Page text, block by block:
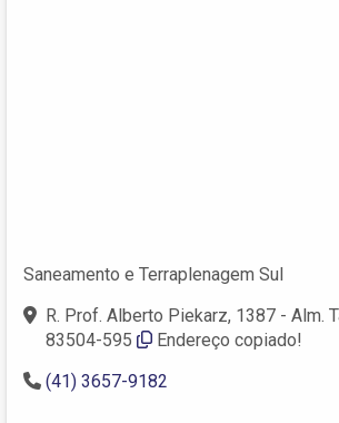
Saneamento e Terraplenagem Sul
R. Prof. Alberto Piekarz, 1387 - Alm.
83504-595
Endereço copiado!
(41) 3657-9182